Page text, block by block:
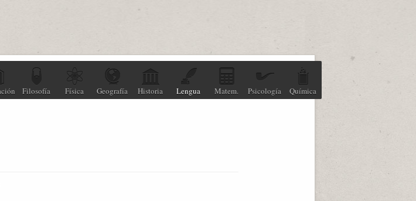
Filosofía Física Geografía Historia Lengua Matem. Psicología Química